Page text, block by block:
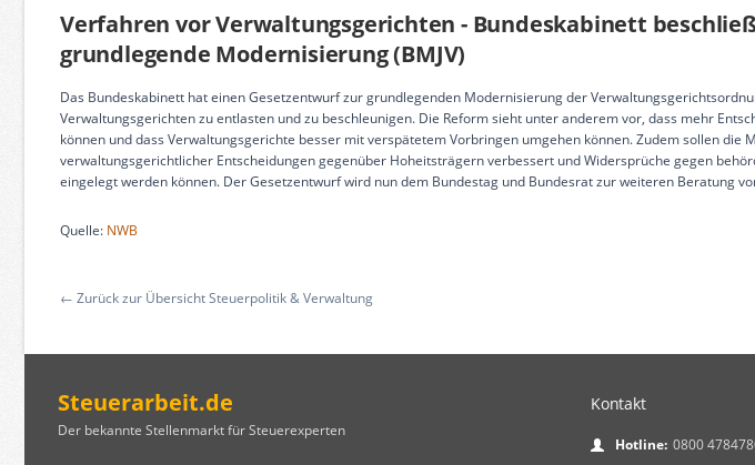
Verfahren vor Verwaltungsgerichten - Bundeskabinett
grundlegende Modernisierung (BMJV)
Das Bundeskabinett hat einen Gesetzentwurf zur grundlegenden Modernisierung der
Verwaltungsgerichten zu entlasten und zu beschleunigen. Die Reform sieht unter anderem vor, dass mehr
können und dass Verwaltungsgerichte besser mit verspätetem Vorbringen umgehen können. Zudem sollen die
verwaltungsgerichtlicher Entscheidungen gegenüber Hoheitsträgern verbessert und Widersprüche gegen
eingelegt werden können. Der Gesetzentwurf wird nun dem Bundestag und Bundesrat zur weiteren Beratung
Quelle: NWB
← Zurück zur Übersicht Steuerpolitik & Verwaltung
Steuerarbeit.de
Der bekannte Stellenmarkt für Steuerexperten
Kontakt
Hotline: 0800